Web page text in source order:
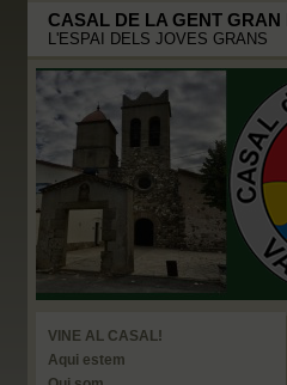
CASAL DE LA GENT GRAN
L'ESPAI DELS JOVES GRANS
VINE AL CASAL!
Aqui estem